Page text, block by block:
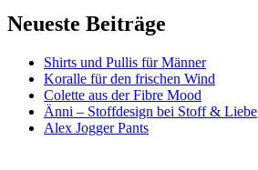
Neueste Beiträge
Shirts und Pullis für Männer
Koralle für den frischen Wind
Colette aus der Fibre Mood
Änni – Stoffdesign bei Stoff & Liebe
Alex Jogger Pants